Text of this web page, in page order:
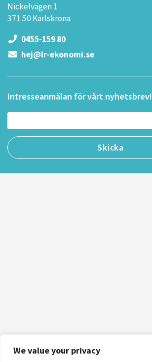
We value your privacy
Nickelvägen 1
371 50 Karlskrona
0455-159 80
hej@lr-ekonomi.se
Intresseanmälan för vårt nyhetsbrev!